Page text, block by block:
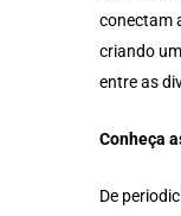
conectam
criando
entre as
Conheça
De